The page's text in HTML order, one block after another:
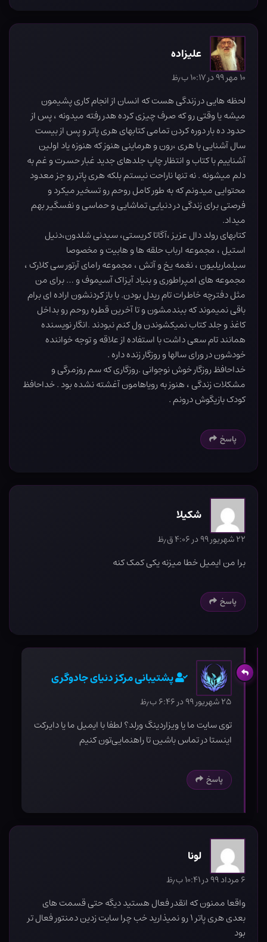
علیزاده
۱۰ مهر ۹۹ در ۱۰:۱۷ ب٫ظ
لحظه هایی در زندگی هست که انسان از انجام کاری پشیمون
میشه یا وقتی رو که صرف چیزی کرده هدر رفته میدونه ، پس از
حدود ده بار دوره کردن تمامی کتابهای هری پاتر و پس از بیست
سال آشنایی با هری ،رون و هرماینی هنوز که هنوزه یاد اولین
آشناییم با کتاب و انتظار چاپ جلدهای جدید غبار حسرت و غم به
دلم میشونه . نه تنها ناراحت نیستم بلکه هری پاتر رو جز معدود
محتوایی میدونم که به طور کامل روحم رو تسخیر میکرد و
فرصتی برای زندگی در دنیایی تماشایی و حماسی و نفسگیر بهم
میداد.
کتابهای رولد دال عزیز ،آگاتا کریستی، سیدنی شلدون،دنیل
استیل ، مجموعه ارباب حلقه ها و هابیت و مخصوصا
سیلماریلیون ، نغمه یخ و آتش ، مجموعه رامای آرتور سی کلارک ،
مجموعه های امپراطوری و بنیاد آیزاک آسیموف و … برای من
مثل دفترچه خاطرات تام ریدل بودن. با باز کردنشون اراده ای برام
باقی نمیموند که ببندمشون و تا آخرین قطره روحم رو بداخل
کاغذ و جلد کتاب نمیکشوندن ول کنم نبودند .انگار نویسنده
همانند تام سعی داشت با استفاده از علاقه و توجه خواننده
خودشون در ورای سالها و روزگار زنده داره .
خداحافظ روزگار خوش نوجوانی .روزگاری که سم روزمرگی و
مشکلات زندگی ، هنوز به رویاهامون آغشته نشده بود . خداحافظ
کودک بازیگوش درونم .
پاسخ
شکیلا
۲۲ شهریور ۹۹ در ۴:۰۶ ق٫ظ
برا من ایمیل خطا میزنه یکی کمک کنه
پاسخ
پشتیبانی مرکز دنیای جادوگری
۲۵ شهریور ۹۹ در ۶:۴۶ ب٫ظ
توی سایت ما یا ویزاردینگ ورلد؟ لطفا با ایمیل ما یا دایرکت
اینستا در تماس باشین تا راهنمایی‌تون کنیم
پاسخ
لونا
۶ مرداد ۹۹ در ۱۰:۴۱ ب٫ظ
واقعا ممنون که انقدر فعال هستید دیگه حتی قسمت های
بعدی هری پاتر ۱ رو نمیذارید خب چرا سایت زدین دمنتور فعال تر
بود